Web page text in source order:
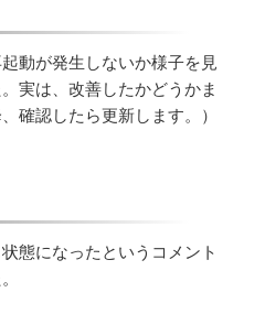
動が発生しないか様子を見
実は、改善したかどうかま
確認したら更新します。）
態になったというコメント